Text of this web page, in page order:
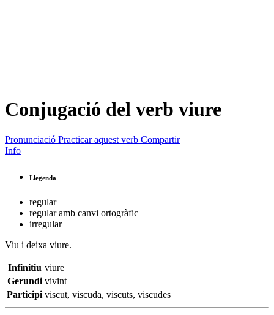
Conjugació del verb viure
Pronunciació Practicar aquest verb Compartir
Info
Llegenda
regular
regular amb canvi ortogràfic
irregular
Viu i deixa viure.
Infinitiu viure
Gerundi vivint
Participi viscut, viscuda, viscuts, viscudes